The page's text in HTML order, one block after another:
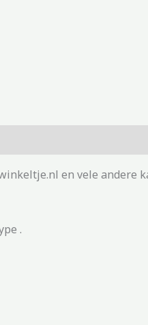
en vele andere
.